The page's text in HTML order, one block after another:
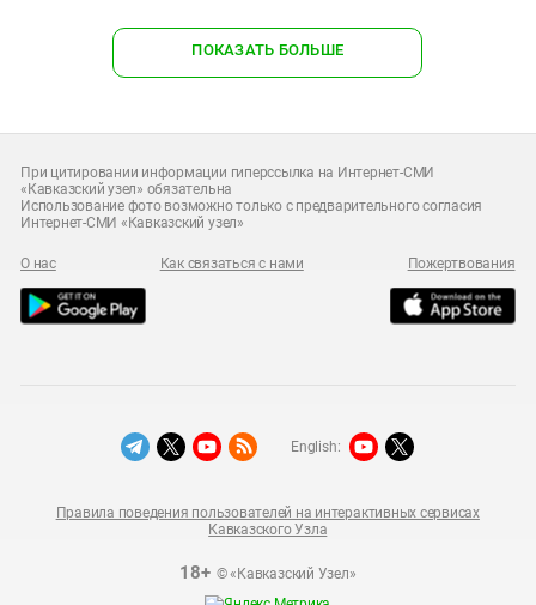
ПОКАЗАТЬ БОЛЬШЕ
При цитировании информации гиперссылка на Интернет-СМИ
«Кавказский узел» обязательна
Использование фото возможно только с предварительного согласия
Интернет-СМИ «Кавказский узел»
О нас Как связаться с нами Пожертвования
18+© «Кавказский Узел»
Правила поведения пользователей на интерактивных сервисах
Кавказского Узла
English: